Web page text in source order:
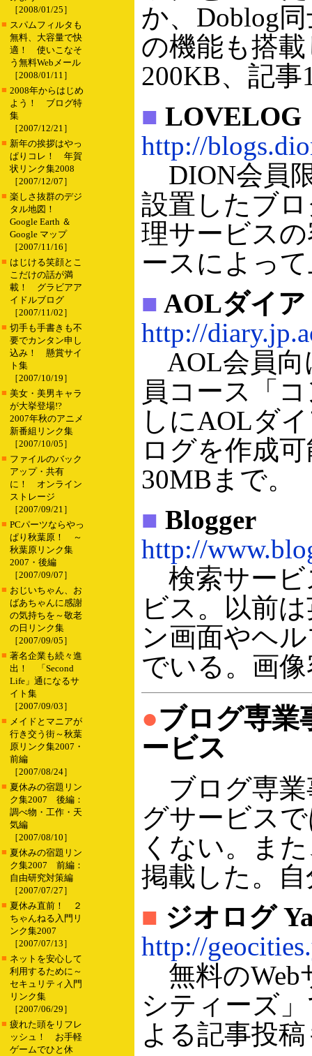
［2008/01/25］
■ スパムフィルタも
無料、大容量で快
適！ 使いこなそ
う無料Webメール
［2008/01/11］
■ 2008年からはじめ
よう！ ブログ特
集
［2007/12/21］
■ 新年の挨拶はやっ
ぱりコレ！ 年賀
状リンク集2008
［2007/12/07］
■ 楽しさ抜群のデジ
タル地図！
Google Earth ＆
Google マップ
［2007/11/16］
■ はじける笑顔とこ
こだけの話が満
載！ グラビアア
イドルブログ
［2007/11/02］
■ 切手も手書きも不
要でカンタン申し
込み！ 懸賞サイ
ト集
［2007/10/19］
■ 美女・美男キャラ
が大挙登場!?
2007年秋のアニメ
新番組リンク集
［2007/10/05］
■ ファイルのバック
アップ・共有
に！ オンライン
ストレージ
［2007/09/21］
■ PCパーツならやっ
ぱり秋葉原！ ～
秋葉原リンク集
2007・後編
［2007/09/07］
■ おじいちゃん、お
ばあちゃんに感謝
の気持ちを～敬老
の日リンク集
［2007/09/05］
■ 著名企業も続々進
出！ 「Second
Life」通になるサ
イト集
［2007/09/03］
■ メイドとマニアが
行き交う街～秋葉
原リンク集2007・
前編
［2007/08/24］
■ 夏休みの宿題リン
ク集2007 後編：
調べ物・工作・天
気編
［2007/08/10］
■ 夏休みの宿題リン
ク集2007 前編：
自由研究対策編
［2007/07/27］
■ 夏休み直前！ ２
ちゃんねる入門リ
ンク集2007
［2007/07/13］
■ ネットを安心して
利用するために～
セキュリティ入門
リンク集
［2007/06/29］
■ 疲れた頭をリフレ
ッシュ！ お手軽
ゲームでひと休
か、Doblog
の機能も搭
200KB、記
■ LOVELOG
http://
DION会員
設置したブ
理サービス
ースによっ
■ AOLダイア
http://
AOL会員向
員コース「
しにAOLダ
ログを作成
30MBまで。
■ Blogger
http://
検索サービ
ビス。以前
ン画面やヘ
でいる。画
●ブログ専業
ービス
ブログ専業
グサービス
くない。ま
掲載した。
■ ジオログ
http://
無料のWeb
シティーズ
よる記事投